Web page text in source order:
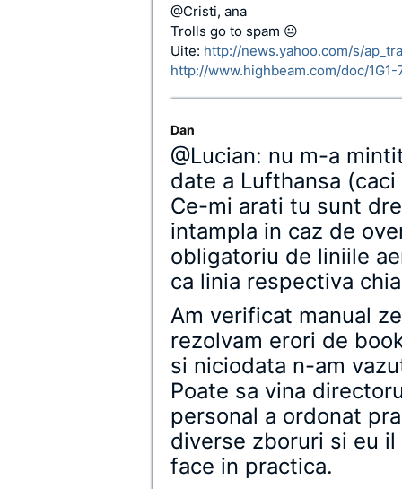
@Cristi, ana
Trolls go to spam 😐
Uite: http://news.yahoo.com/s/
http://www.highbeam.com/doc/
Dan
@Lucian: nu m-a
date a Lufthansa
Ce-mi arati tu sunt
intampla in caz de
obligatoriu de liniile
ca linia respectiva
Am verificat manual
rezolvam erori de
si niciodata n-am
Poate sa vina
personal a ordonat
diverse zboruri si eu
face in practica.